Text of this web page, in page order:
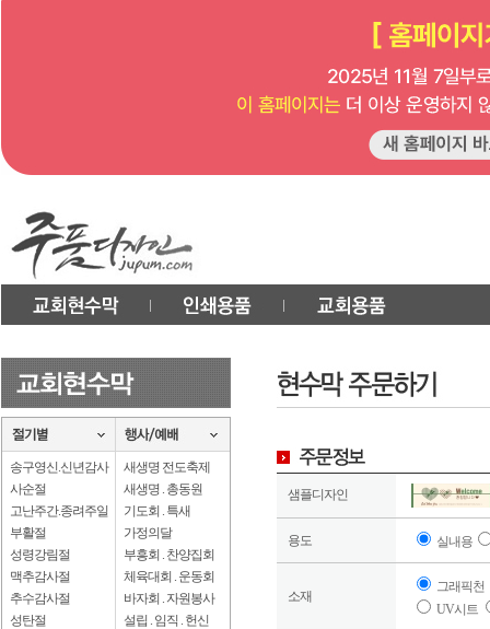
송구영신.신년감사
사순절
고난주간.종려주일
부활절
성령강림절
맥추감사절
추수감사절
성탄절
새생명 전도축제
새생명 . 총동원
기도회 . 특새
가정의달
부흥회 . 찬양집회
체육대회 . 운동회
바자회 . 자원봉사
설립 . 임직 . 헌신
샘플디자인
용도 실내용
소재
그래픽천
UV시트